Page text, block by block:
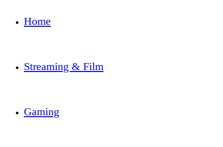
Home
Streaming & Film
Gaming